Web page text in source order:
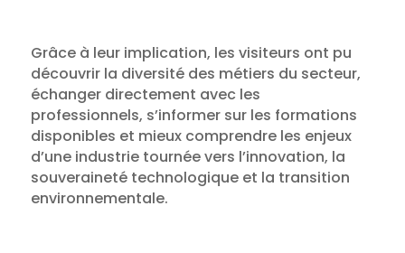
Grâce à leur implication, les visiteurs ont pu
découvrir la diversité des métiers du secteur,
échanger directement avec les
professionnels, s’informer sur les formations
disponibles et mieux comprendre les enjeux
d’une industrie tournée vers l’innovation, la
souveraineté technologique et la transition
environnementale.